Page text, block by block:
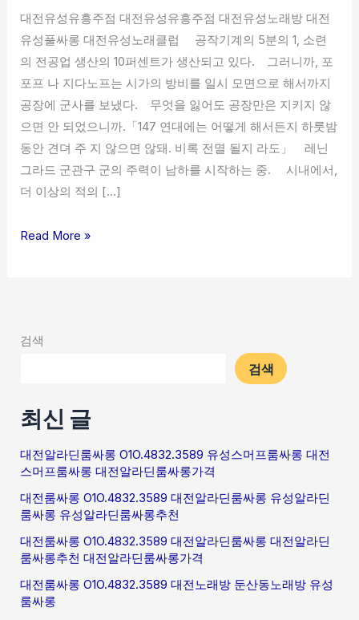
대전유성유흥주점 대전유성유흥주점 대전유성노래방 대전
유성풀싸롱 대전유성노래클럽 공작기계의 5분의 1, 소련
의 전공업 생산의 10퍼센트가 생산되고 있다. 그러니까, 포
포프 나 지다노프는 시가의 방비를 일시 모면으로 해서까지
공장에 군사를 보냈다. 무엇을 잃어도 공장만은 지키지 않
으면 안 되었으니까.「147 연대에는 어떻게 해서든지 하룻밤
동안 견뎌 주 지 않으면 않돼. 비록 전멸 될지 라도」 레닌
그라드 군관구 군의 주력이 남하를 시작하는 중. 시내에서,
더 이상의 적의 […]
Read More »
검색
검색
최신 글
대전알라딘룸싸롱 O1O.4832.3589 유성스머프룸싸롱 대전
스머프룸싸롱 대전알라딘룸싸롱가격
대전룸싸롱 O1O.4832.3589 대전알라딘룸싸롱 유성알라딘
룸싸롱 유성알라딘룸싸롱추천
대전룸싸롱 O1O.4832.3589 대전알라딘룸싸롱 대전알라딘
룸싸롱추천 대전알라딘룸싸롱가격
대전룸싸롱 O1O.4832.3589 대전노래방 둔산동노래방 유성
룸싸롱